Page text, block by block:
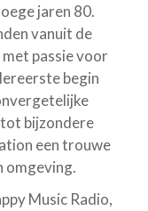
jaren 80.
vanuit de
passie voor
begin
bijzondere
een trouwe
omgeving.
Music Radio,